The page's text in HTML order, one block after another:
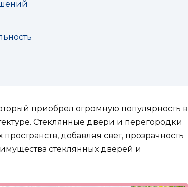
приобрел огромную популярность в
Стеклянные двери и перегородки
добавляя свет, прозрачность
стеклянных дверей и